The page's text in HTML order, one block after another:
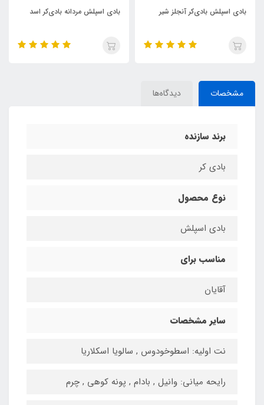
بادی اسپلش بادی‌کر آنجلز شیر
بادی اسپلش مردانه بادی‌کر اسد
مشخصات دیدگاه‌ها
برند سازنده
بادی کر
نوع محصول
بادی اسپلش
مناسب برای
آقایان
سایر مشخصات
نت اولیه: اسطوخودوس , سالویا اسکلاریا
رایحه میانی: وانیل , بادام , پونه کوهی , چرم